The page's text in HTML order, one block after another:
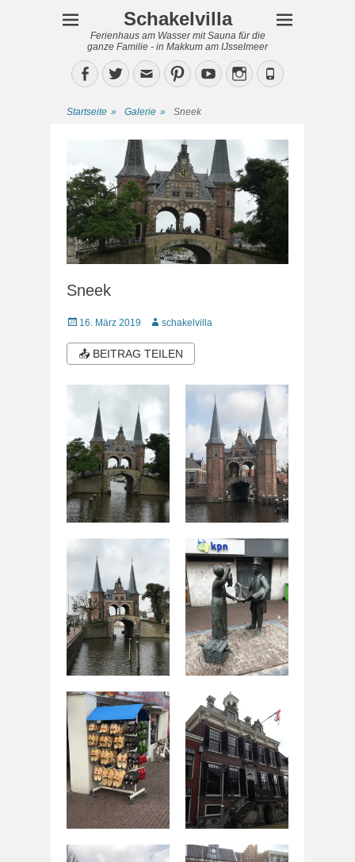
Schakelvilla
Ferienhaus am Wasser mit Sauna für die
ganze Familie - in Makkum am IJsselmeer
Facebook
TwitterEmailPinterestYouTubeInstagram
Phone
Startseite » Galerie » Sneek
Sneek
Veröffentlicht
16. März 2019 Autorschakelvilla
📤 BEITRAG TEILEN